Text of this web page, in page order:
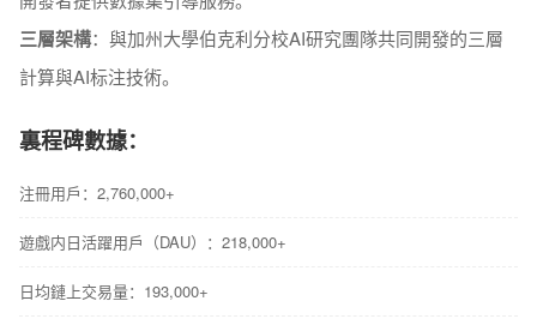
三層架構：與加州大學伯克利分校AI研究團隊共同開發的三層
計算與AI标注技術。
裏程碑數據：
注冊用戶：2,760,000+
遊戲内日活躍用戶（DAU）：218,000+
日均鏈上交易量：193,000+